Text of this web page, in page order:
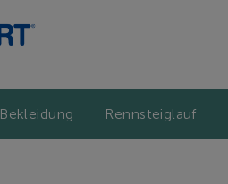
Bekleidung Rennsteiglauf